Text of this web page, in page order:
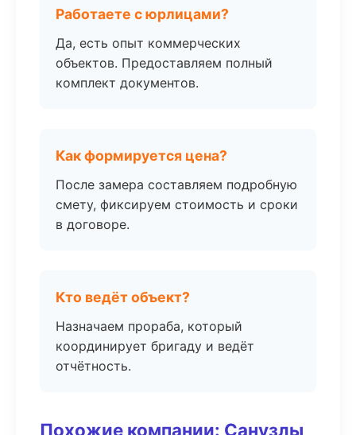
Работаете с юрлицами?
Да, есть опыт коммерческих
объектов. Предоставляем полный
комплект документов.
Как формируется цена?
После замера составляем подробную
смету, фиксируем стоимость и сроки
в договоре.
Кто ведёт объект?
Назначаем прораба, который
координирует бригаду и ведёт
отчётность.
Похожие компании: Санузлы